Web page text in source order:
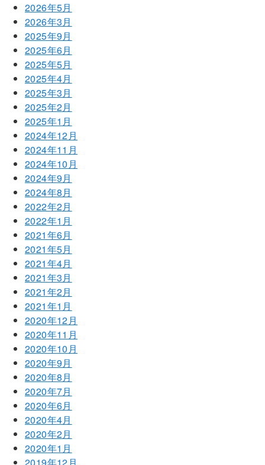
2026年5月
2026年3月
2025年9月
2025年6月
2025年5月
2025年4月
2025年3月
2025年2月
2025年1月
2024年12月
2024年11月
2024年10月
2024年9月
2024年8月
2022年2月
2022年1月
2021年6月
2021年5月
2021年4月
2021年3月
2021年2月
2021年1月
2020年12月
2020年11月
2020年10月
2020年9月
2020年8月
2020年7月
2020年6月
2020年4月
2020年2月
2020年1月